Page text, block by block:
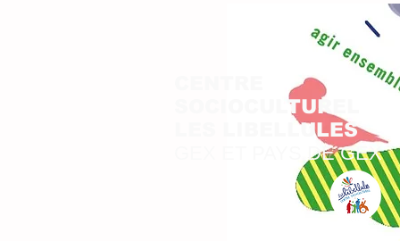
SOCIOCULTUREL
LES LIBELLULES
GEX ET PAYS DE GEX